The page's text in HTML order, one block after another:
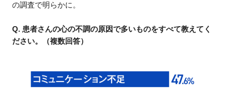
の調査で明らかに。
Q. 患者さんの心の不調の原因で多いものをすべて教えてく
ださい。（複数回答）